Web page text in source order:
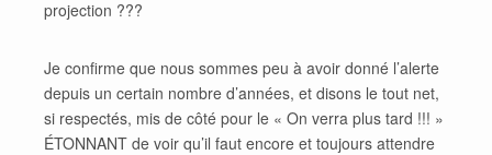
projection ???
Je confirme que nous sommes peu à avoir donné l’alerte
depuis un certain nombre d’années, et disons le tout net,
si respectés, mis de côté pour le « On verra plus tard !!! »
ÉTONNANT de voir qu’il faut encore et toujours attendre